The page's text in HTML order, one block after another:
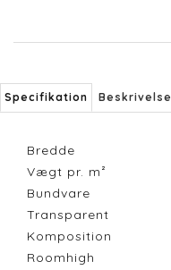
Specifikation Beskrivelse
Bredde
Vægt pr. m²
Bundvare
Transparent
Komposition
Roomhigh